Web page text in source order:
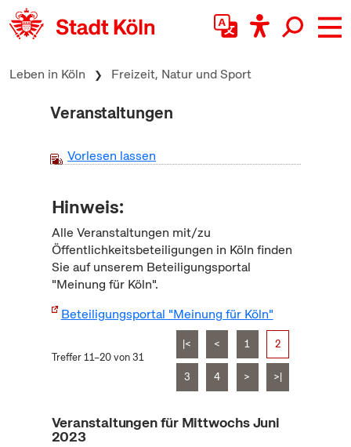
zum Inhalt springen
Leben in Köln Freizeit, Natur und Sport
Veranstaltungen
Vorlesen lassen
Hinweis:
Alle Veranstaltungen mit/zu
Öffentlichkeitsbeteiligungen in Köln finden
Sie auf unserem Beteiligungsportal
"Meinung für Köln".
Beteiligungsportal "Meinung für Köln"
Treffer 11–20 von 31
|< < 1 2
3 4 > >|
Veranstaltungen für Mittwochs Juni
2023